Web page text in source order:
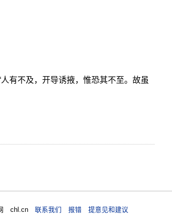
有不及，开导诱掖，惟恐其不至。故虽
chl.cn联系我们 报错 提意见和建议